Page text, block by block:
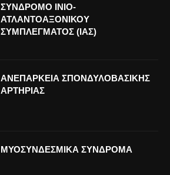
ΣΥΝΔΡΟΜΟ ΙΝΙΟ-
ΑΤΛΑΝΤΟΑΞΟΝΙΚΟΥ
ΣΥΜΠΛΕΓΜΑΤΟΣ (ΙΑΣ)
ΑΝΕΠΑΡΚΕΙΑ ΣΠΟΝΔΥΛΟΒΑΣΙΚΗΣ
ΑΡΤΗΡΙΑΣ
ΜΥΟΣΥΝΔΕΣΜΙΚΑ ΣΥΝΔΡΟΜΑ